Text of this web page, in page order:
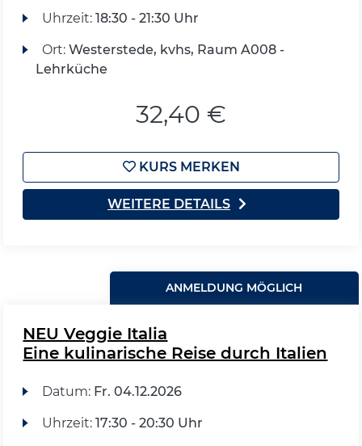
Uhrzeit: 18:30 - 21:30 Uhr
Ort: Westerstede, kvhs, Raum A008 -
Lehrküche
32,40 €
KURS MERKEN
WEITERE DETAILS
ANMELDUNG MÖGLICH
NEU Veggie Italia
Eine kulinarische Reise durch Italien
Datum: Fr. 04.12.2026
Uhrzeit: 17:30 - 20:30 Uhr